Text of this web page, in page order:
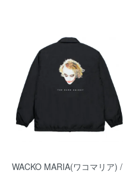
WACKO MARIA(ワコマリア) /